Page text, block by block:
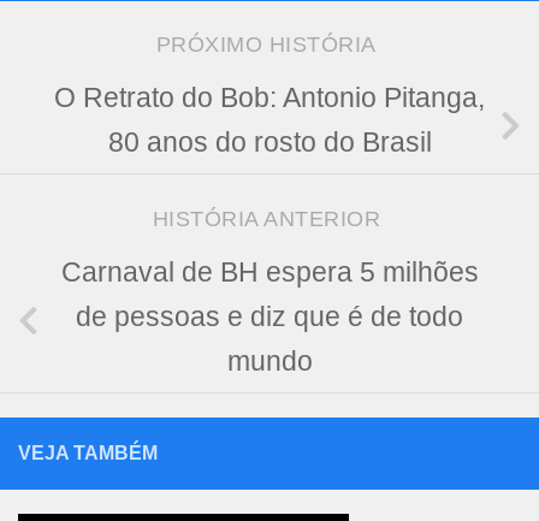
PRÓXIMO HISTÓRIA
O Retrato do Bob: Antonio Pitanga,
80 anos do rosto do Brasil
HISTÓRIA ANTERIOR
Carnaval de BH espera 5 milhões
de pessoas e diz que é de todo
mundo
VEJA TAMBÉM